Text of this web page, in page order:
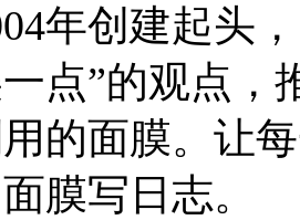
年创建起头
点”的观点，
的面膜。让
膜写日志。